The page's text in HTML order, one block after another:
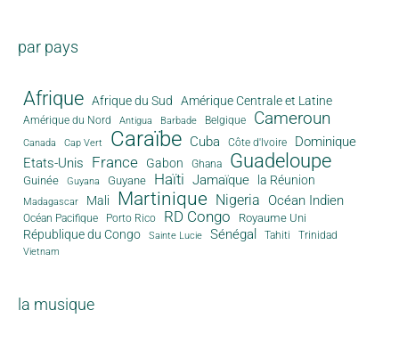
par pays
Afrique Afrique du Sud Amérique Centrale et Latine
Amérique du Nord Antigua Barbade Belgique Cameroun
Canada Cap Vert Caraïbe Cuba Côte d'Ivoire
Dominique
Etats-Unis
France Gabon Ghana Guadeloupe
Guinée Guyana Guyane Haïti Jamaïque la Réunion
Madagascar Mali Martinique Nigeria Océan Indien
Océan Pacifique Porto Rico RD Congo Royaume Uni
République du Congo Sainte Lucie Sénégal Tahiti Trinidad
Vietnam
la musique